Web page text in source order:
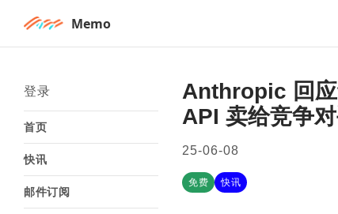
Memo
登录
首页
快讯
邮件订阅
Anthropic 回
API 卖给竞争
25-06-08
免费 快讯